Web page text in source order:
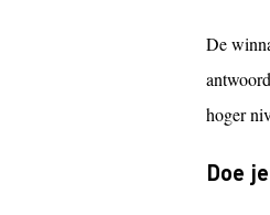
De
hoger
Doe